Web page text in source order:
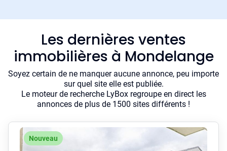
Les dernières ventes
immobilières à Mondelange
Soyez certain de ne manquer aucune annonce, peu importe
sur quel site elle est publiée.
Le moteur de recherche LyBox regroupe en direct les
annonces de plus de 1500 sites différents !
Nouveau